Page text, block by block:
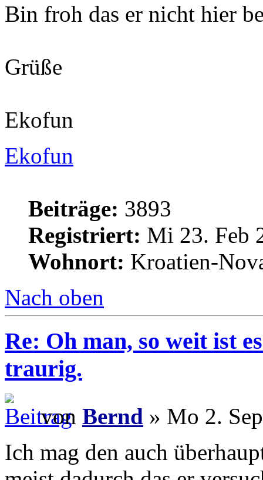
Bin froh das er nicht hier
Grüße
Ekofun
Ekofun
Beiträge: 3893
Registriert: Mi 23. Feb
Wohnort: Kroatien-
Nach oben
Re: Oh man, so weit ist
traurig.
von Bernd » Mo 2.
Ich mag den auch